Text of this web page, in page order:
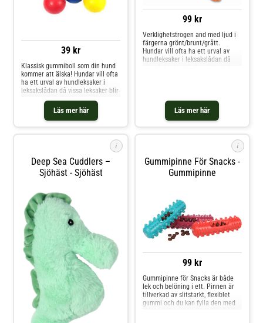
39 kr
Läs mer här
Klassisk gummiboll som din hund
kommer att älska! Hundar vill ofta
ha ett urval av hundleksaker i
leksakslådan då vissa leksaker blir
andra är extra kul i olika perioder
och tillfällen. Genom att leka
berikar du din hund eller valp och
Produkten finns i flera färger, det
är ej möjligt att beställa färg vid
order. Aktiverar din hund. Berikar
lekstunden med hunden.
99 kr
Läs mer här
Verklighetstrogen and med ljud i
färgerna grönt/brunt/grått.
Hundar vill ofta ha ett urval av
hundleksaker i leksakslådan då
hund eller valp och stärker
relationen mellan er! Mått: M
20 cm. Aktiverar din hund.
i
Deep Sea Cuddlers –
Sjöhäst - Sjöhäst
i
Gummipinne För Snacks -
Gummipinne
99 kr
Gummipinne för Snacks är både
lek och belöning i ett. Pinnen är
tillverkad av slitstarkt, flexiblet
gummi och du kan fylla den med